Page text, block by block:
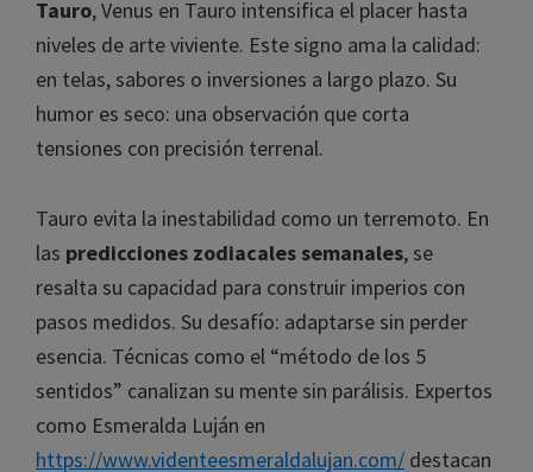
Tauro, Venus en Tauro intensifica el placer hasta
niveles de arte viviente. Este signo ama la calidad:
en telas, sabores o inversiones a largo plazo. Su
humor es seco: una observación que corta
tensiones con precisión terrenal.
Tauro evita la inestabilidad como un terremoto. En
las predicciones zodiacales semanales, se
resalta su capacidad para construir imperios con
pasos medidos. Su desafío: adaptarse sin perder
esencia. Técnicas como el “método de los 5
sentidos” canalizan su mente sin parálisis. Expertos
como Esmeralda Luján en
https://www.videnteesmeraldalujan.com/ destacan